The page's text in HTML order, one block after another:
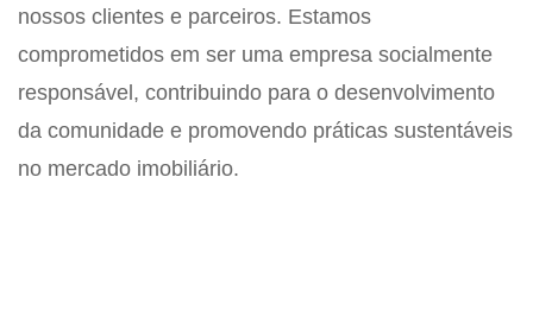
nossos clientes e parceiros. Estamos
comprometidos em ser uma empresa socialmente
responsável, contribuindo para o desenvolvimento
da comunidade e promovendo práticas sustentáveis
no mercado imobiliário.